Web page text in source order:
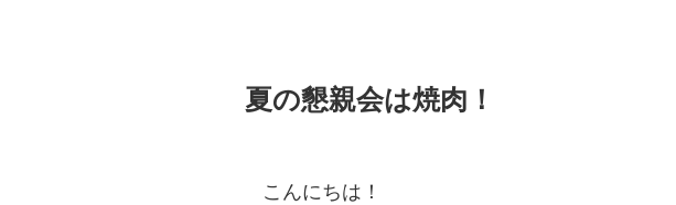
夏の懇親会は焼肉！
こんにちは！